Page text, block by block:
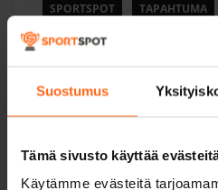
Suostumus
Tämä sivusto käyttää
Käytämme evästeitä
SPORTSPOT TAPAHTUMA